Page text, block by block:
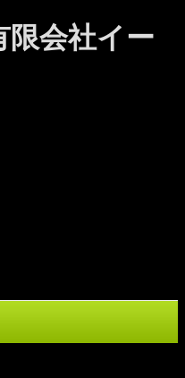
限会社イー